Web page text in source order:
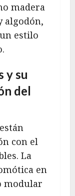
madera
algodón,
estilo
y su
del
con el
La
en
modular